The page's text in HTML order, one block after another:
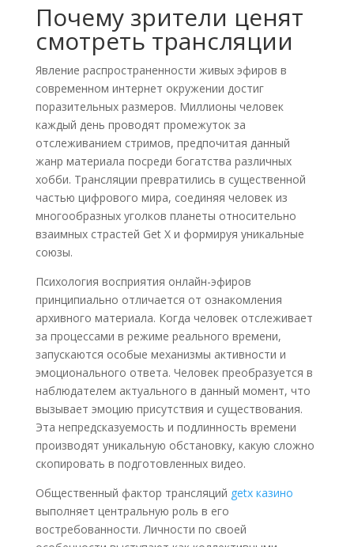
Почему зрители ценят
смотреть трансляции
Явление распространенности живых эфиров в
современном интернет окружении достиг
поразительных размеров. Миллионы человек
каждый день проводят промежуток за
отслеживанием стримов, предпочитая данный
жанр материала посреди богатства различных
хобби. Трансляции превратились в существенной
частью цифрового мира, соединяя человек из
многообразных уголков планеты относительно
взаимных страстей Get X и формируя уникальные
союзы.
Психология восприятия онлайн-эфиров
принципиально отличается от ознакомления
архивного материала. Когда человек отслеживает
за процессами в режиме реального времени,
запускаются особые механизмы активности и
эмоционального ответа. Человек преобразуется в
наблюдателем актуального в данный момент, что
вызывает эмоцию присутствия и существования.
Эта непредсказуемость и подлинность времени
производят уникальную обстановку, какую сложно
скопировать в подготовленных видео.
Общественный фактор трансляций getx казино
выполняет центральную роль в его
востребованности. Личности по своей